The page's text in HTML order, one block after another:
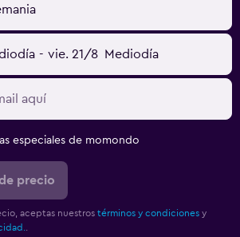
- vie. 21/8 Mediodía
especiales de momondo
precio
aceptas nuestros términos y condiciones y
.